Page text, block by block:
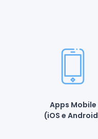
Apps Mobile
(iOS e